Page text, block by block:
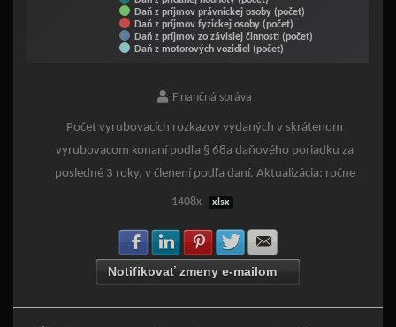
Daň z príjmov právnickej osoby (počet)
Daň z príjmov fyzickej osoby (počet)
Daň z príjmov zo závislej činnosti (počet)
Daň z motorových vozidiel (počet)
Finančná správa
Počet vyrubovacích rozkazov vydaných v skrátenom
vyrubovacom konaní podľa § 68a daňového poriadku za
posledné 3 roky, v členení podľa daní. Aktualizácia: ročne
1408x xlsx
Zdielať na Facebook
Zdielať na LinkedIn
Zdielať na Pinterest
Zdielať na Twitter
Notifikovať zmeny e-mailom